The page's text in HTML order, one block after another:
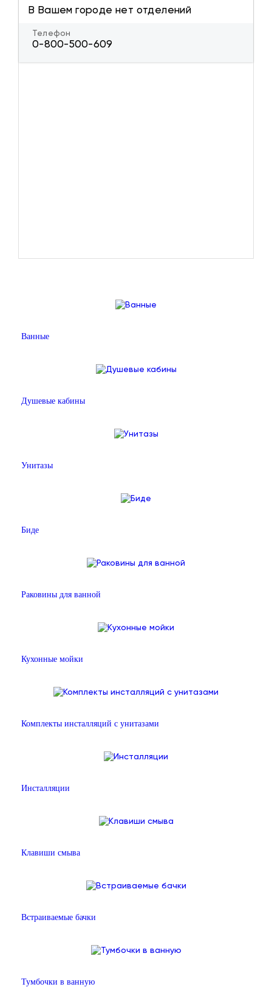
В Вашем городе нет отделений
Телефон
0-800-500-609
Ванные
Душевые кабины
Унитазы
Биде
Раковины для ванной
Кухонные мойки
Комплекты инсталляций с унитазами
Инсталляции
Клавиши смыва
Встраиваемые бачки
Тумбочки в ванную